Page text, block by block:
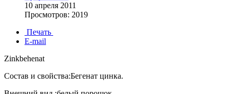
10 апреля 2011
Просмотров: 2019
Печать
E-mail
Zinkbehenat
Состав и свойства:Бегенат цинка.